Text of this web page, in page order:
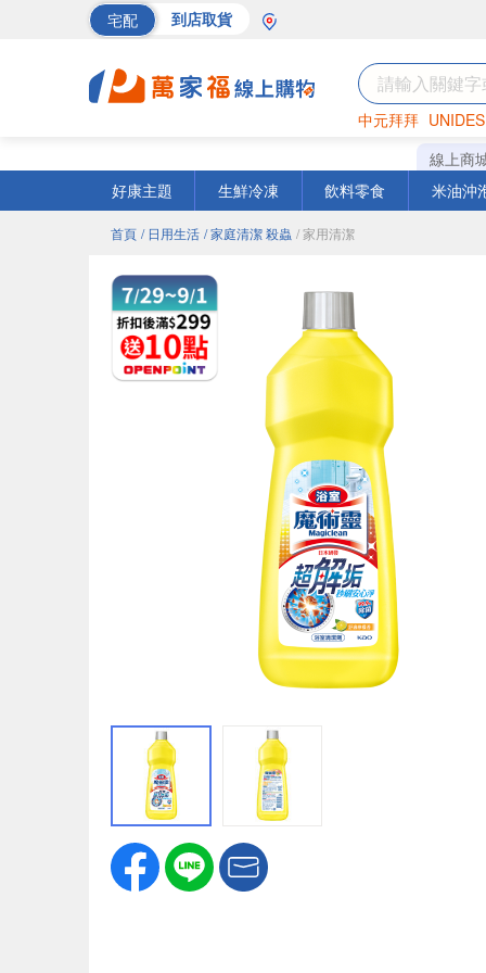
宅配 到店取貨
中元拜拜
罐頭 海苔
線上商
好康主題
生鮮冷凍 飲料零食 米油沖
首頁 / 日用生活 / 家庭清潔 殺蟲 / 家用清潔